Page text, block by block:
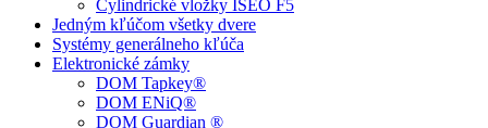
Cylindrické vložky ISEO F5
Jedným kľúčom všetky dvere
Systémy generálneho kľúča
Elektronické zámky
DOM Tapkey®
DOM ENiQ®
DOM Guardian ®